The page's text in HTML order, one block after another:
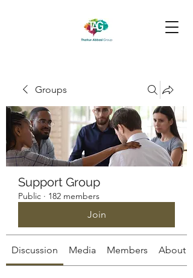
Groups
Support Group
Public · 182 members
Join
Discussion Media Members About